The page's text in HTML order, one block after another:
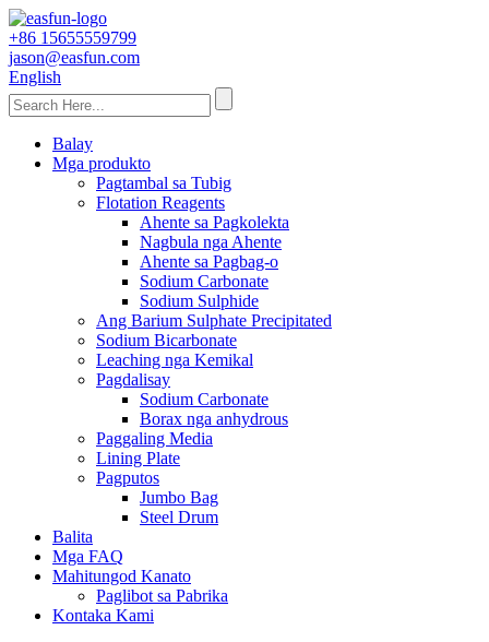
+86 15655559799
jason@easfun.com
English
Balay
Mga produkto
Pagtambal sa Tubig
Flotation Reagents
Ahente sa Pagkolekta
Nagbula nga Ahente
Ahente sa Pagbag-o
Sodium Carbonate
Sodium Sulphide
Ang Barium Sulphate Precipitated
Sodium Bicarbonate
Leaching nga Kemikal
Pagdalisay
Sodium Carbonate
Borax nga anhydrous
Paggaling Media
Lining Plate
Pagputos
Jumbo Bag
Steel Drum
Balita
Mga FAQ
Mahitungod Kanato
Paglibot sa Pabrika
Kontaka Kami